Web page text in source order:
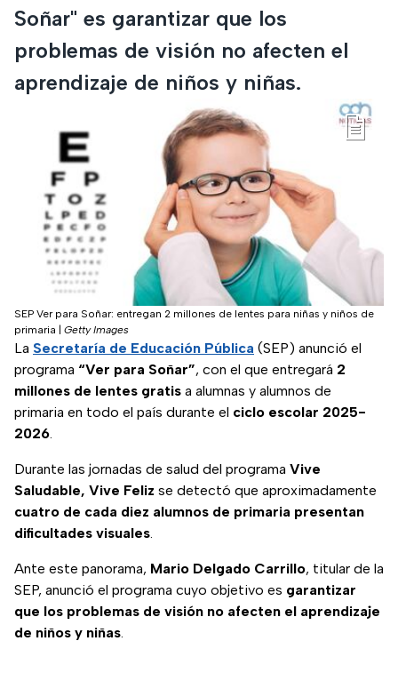
Soñar" es garantizar que los
problemas de visión no afecten el
aprendizaje de niños y niñas.
SEP Ver para Soñar: entregan 2 millones de lentes para niñas y niños de
primaria
Getty Images
La Secretaría de Educación Pública (SEP) anunció el
programa “Ver para Soñar”, con el que entregará 2
millones de lentes gratis a alumnas y alumnos de
primaria en todo el país durante el ciclo escolar 2025-
2026.
Durante las jornadas de salud del programa Vive
Saludable, Vive Feliz se detectó que aproximadamente
cuatro de cada diez alumnos de primaria presentan
dificultades visuales.
Ante este panorama, Mario Delgado Carrillo, titular de la
SEP, anunció el programa cuyo objetivo es garantizar
que los problemas de visión no afecten el aprendizaje
de niños y niñas.